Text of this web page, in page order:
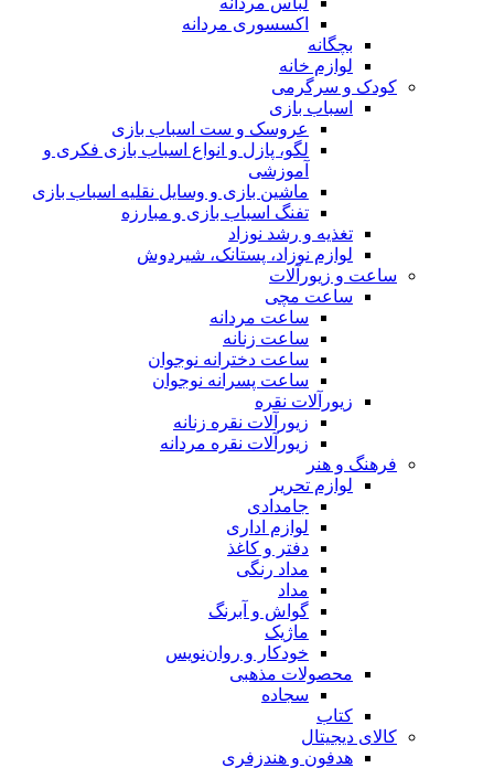
اکسسوری مردانه
بچگانه
لوازم خانه
کودک و سرگرمی
اسباب بازی
عروسک و ست اسباب بازی
لگو، پازل و انواع اسباب بازی فکری و
آموزشی
ماشین بازی و وسایل نقلیه اسباب بازی
تفنگ اسباب بازی و مبارزه
تغذیه و رشد نوزاد
لوازم نوزاد، پستانک، شیردوش
ساعت و زیور‌آلات
ساعت مچی
ساعت مردانه
ساعت زنانه
ساعت دخترانه نوجوان
ساعت پسرانه نوجوان
زیورآلات نقره
زیورآلات نقره زنانه
زیورآلات نقره مردانه
فرهنگ و هنر
لوازم تحریر
جامدادی
لوازم اداری
دفتر و کاغذ
مداد رنگی
مداد
گواش و آبرنگ
ماژیک
خودکار و روان‌نویس
محصولات مذهبی
سجاده
کتاب
کالای دیجیتال
هدفون و هندزفری